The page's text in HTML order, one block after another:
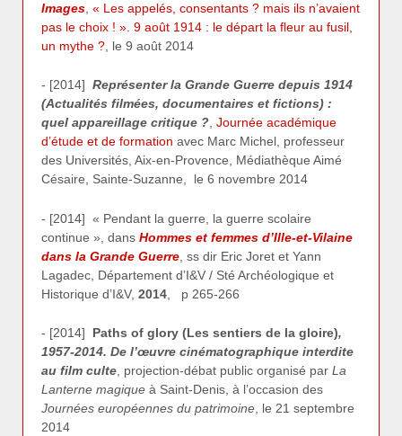
Images « Les appelés, consentants ? mais ils n’avaient
pas le choix ! ». 9 août 1914 : le départ la fleur au fusil,
un mythe ? , le 9 août 2014
- [2014] Représenter la Grande Guerre depuis 1914
(Actualités filmées, documentaires et fictions) :
quel appareillage critique ?, Journée académique
d’étude et de formation avec Marc Michel, professeur
des Universités, Aix-en-Provence, Médiathèque Aimé
Césaire, Sainte-Suzanne, le 6 novembre 2014
- [2014] « Pendant la guerre, la guerre scolaire
continue », dans Hommes et femmes d’Ille-et-Vilaine
dans la Grande Guerre , ss dir Eric Joret et Yann
Lagadec, Département d’I&V / Sté Archéologique et
Historique d’I&V, 2014 , p 265-266
- [2014] Paths of glory (Les sentiers de la gloire),
1957-2014. De l’œuvre cinématographique interdite
au film culte, projection-débat public organisé par La
Lanterne magique à Saint-Denis, à l’occasion des
Journées européennes du patrimoine, le 21 septembre
2014